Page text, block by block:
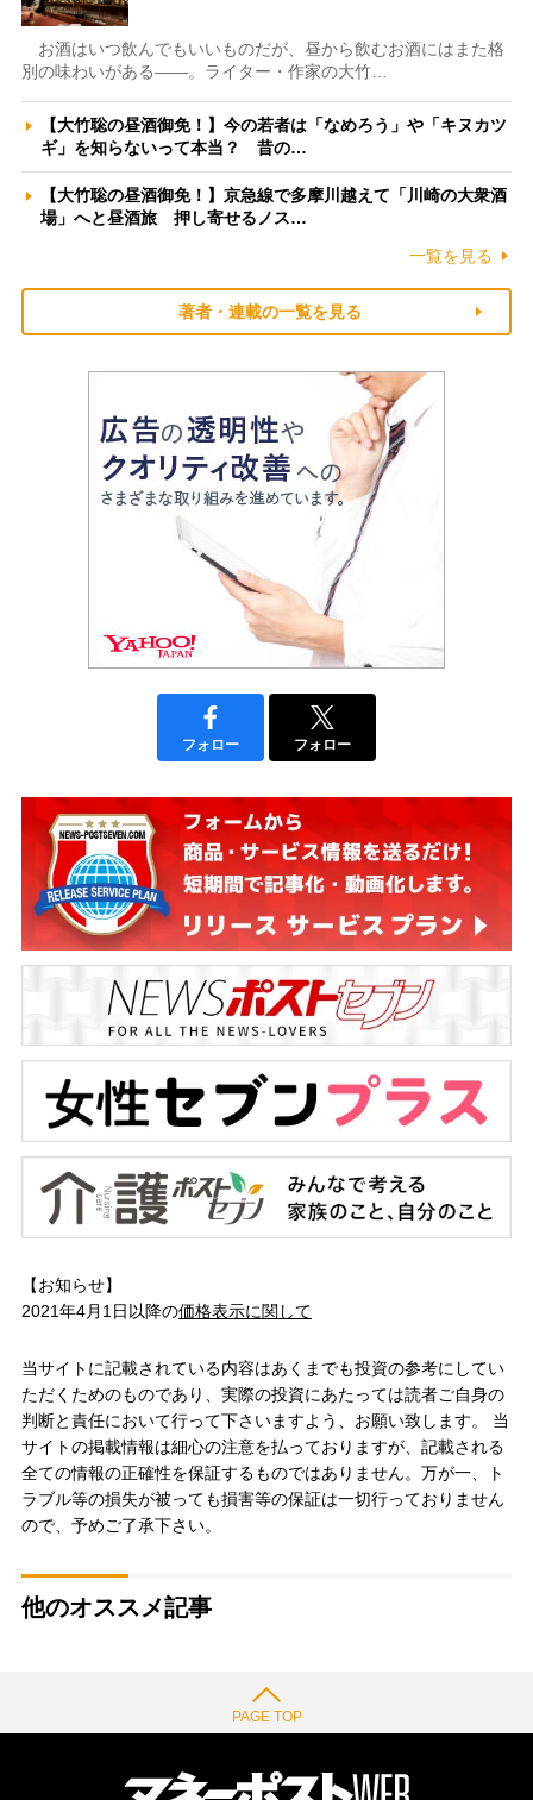
お酒はいつ飲んでもいいものだが、昼から飲むお酒にはまた格
別の味わいがある――。ライター・作家の大竹…
【大竹聡の昼酒御免！】今の若者は「なめろう」や「キヌカツ
ギ」を知らないって本当？ 昔の…
【大竹聡の昼酒御免！】京急線で多摩川越えて「川崎の大衆酒
場」へと昼酒旅 押し寄せるノス…
一覧を見る
著者・連載の一覧を見る
フォロー フォロー
【お知らせ】
2021年4月1日以降の価格表示に関して
当サイトに記載されている内容はあくまでも投資の参考にしてい
ただくためのものであり、実際の投資にあたっては読者ご自身の
判断と責任において行って下さいますよう、お願い致します。 当
サイトの掲載情報は細心の注意を払っておりますが、記載される
全ての情報の正確性を保証するものではありません。万が一、ト
ラブル等の損失が被っても損害等の保証は一切行っておりません
ので、予めご了承下さい。
他のオススメ記事
PAGE TOP